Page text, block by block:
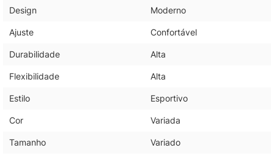
Design Moderno
Ajuste Confortável
Durabilidade Alta
Flexibilidade Alta
Estilo Esportivo
Cor Variada
Tamanho Variado